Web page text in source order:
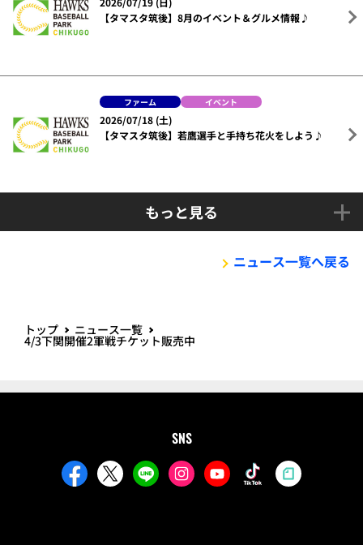
【タマスタ筑後】8月のイベント＆グルメ情報♪
ファーム イベント
2026/07/18 (土)
【タマスタ筑後】若鷹選手と手持ち花火をしよう♪
もっと見る
ニュース一覧へ戻る
トップ ニュース一覧
4/3下関開催2軍戦チケット販売中
SNS